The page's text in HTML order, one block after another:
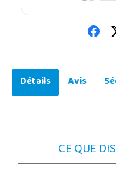
Détails Avis
CE QUE